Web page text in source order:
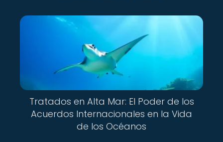
Tratados en Alta Mar: El Poder de los
Acuerdos Internacionales en la Vida
de los Océanos